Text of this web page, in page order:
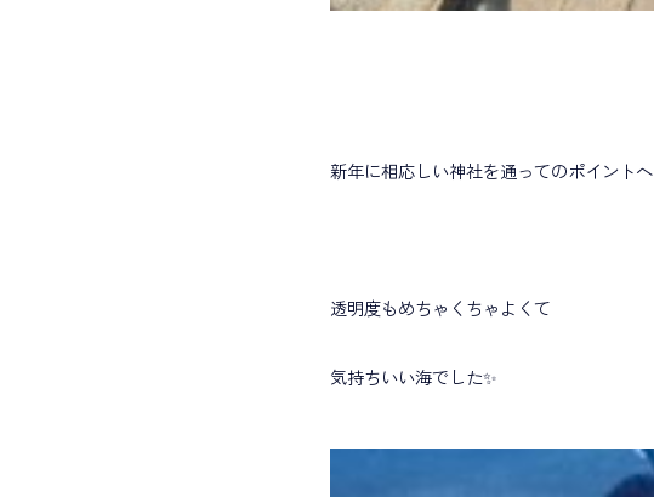
新年に相応しい神社を通ってのポイントへ
透明度もめちゃくちゃよくて
気持ちいい海でした✨